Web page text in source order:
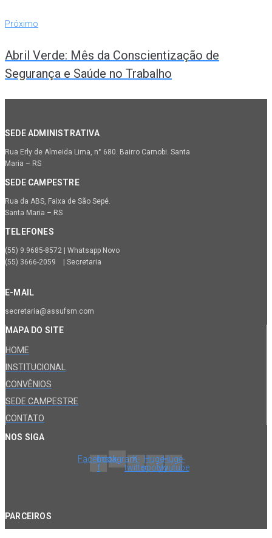
Próximo
Próximo
Abril Verde: Mês da Conscientização de
Segurança e Saúde no Trabalho
SEDE ADMINISTRATIVA
Rua Erly de Almeida Lima, n° 680. Bairro Camobi. Santa
Maria – RS
SEDE CAMPESTRE
Rua da ABS, Faixa de São Sepé.
Santa Maria – RS
TELEFONES
(55) 9.9685-8572 | Whatsapp Novo
(55) 3666-2059 | Secretaria
E-MAIL
secretaria@assufsm.com
MAPA DO SITE
HOME
INSTITUCIONAL
CONVÊNIOS
SEDE CAMPESTRE
CONTATO
NOS SIGA
Facebook-
f
InstagramX-
twitter
Huge-
spotify
Huge-
youtube
PARCEIROS